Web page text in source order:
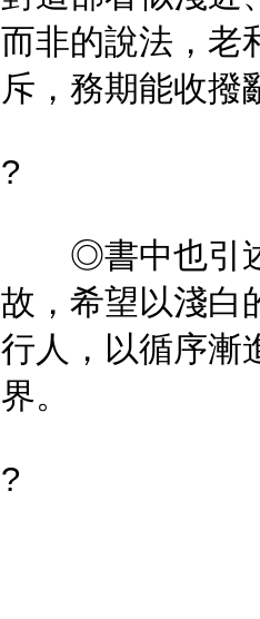
而非的說法，老
斥，務期能收撥
?
◎書中也引述
故，希望以淺白
行人，以循序漸
界。
?